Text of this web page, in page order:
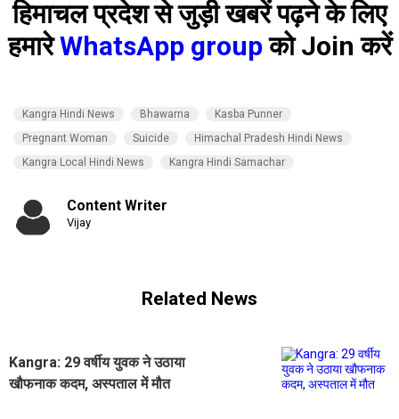
हिमाचल प्रदेश से जुड़ी खबरें पढ़ने के लिए
हमारेWhatsApp groupको Join करें
Kangra Hindi News Bhawarna
Kasba Punner
Pregnant Woman
Suicide
Himachal Pradesh Hindi News
Kangra Local Hindi News
Kangra Hindi Samachar
Content Writer
Vijay
Related News
Kangra: 29 वर्षीय युवक ने उठाया
खौफनाक कदम, अस्पताल में मौत